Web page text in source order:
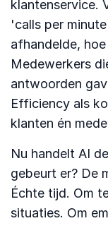
klantenservice.
'calls per
afhandelde,
Medewerkers
antwoorden
Efficiency als
klanten én
Nu handelt AI
gebeurt er? De
Échte tijd. Om
situaties. Om